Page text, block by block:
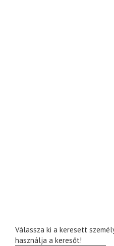
Válassza ki a keresett
használja a keresőt!